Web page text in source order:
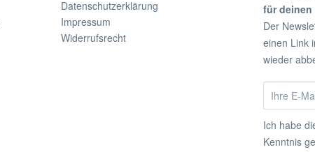
Datenschutzerklärung
Impressum
Widerrufsrecht
für
Der
einen Link
wieder
Ich habe
Kenntnis